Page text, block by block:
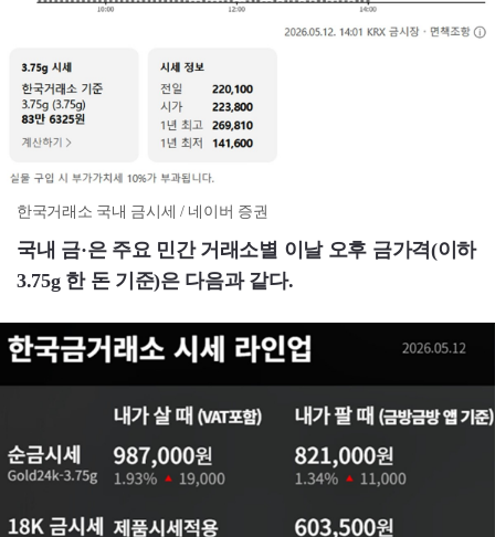
한국거래소 국내 금시세 / 네이버 증권
국내 금·은 주요 민간 거래소별 이날 오후 금가격(이하
3.75g 한 돈 기준)은 다음과 같다.